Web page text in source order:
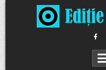
Skip
to
content